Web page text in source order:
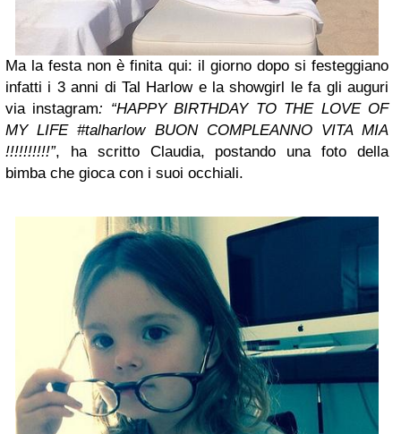
Ma la festa non è finita qui: il giorno dopo si festeggiano
infatti i 3 anni di Tal Harlow e la showgirl le fa gli auguri
via instagram: “HAPPY BIRTHDAY TO THE LOVE OF
MY LIFE #talharlow BUON COMPLEANNO VITA MIA
!!!!!!!!!!”, ha scritto Claudia, postando una foto della
bimba che gioca con i suoi occhiali.